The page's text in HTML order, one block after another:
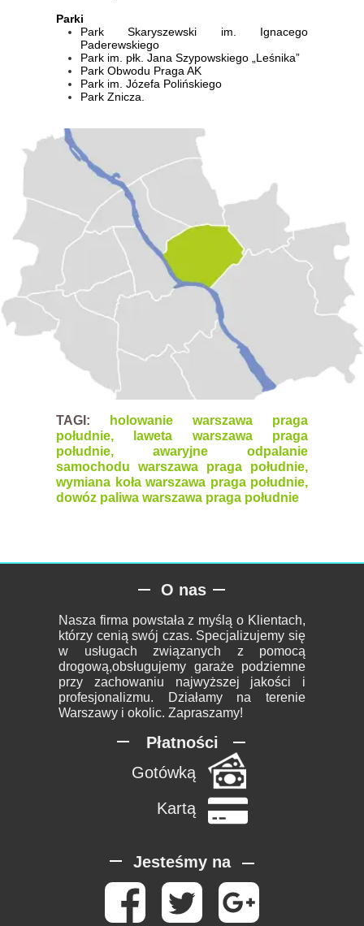
Kartą
Gotówką
Płatności
Jesteśmy na
Nasza firma powstała z myślą o Klientach,
którzy cenią swój czas. Specjalizujemy się
w usługach związanych z pomocą
drogową,obsługujemy garaże podziemne
przy zachowaniu najwyższej jakości i
profesjonalizmu. Działamy na terenie
Warszawy i okolic. Zapraszamy!
O nas
Parki
Park Skaryszewski im. Ignacego
Paderewskiego
Park im. płk. Jana Szypowskiego „Leśnika”
Park Obwodu Praga AK
Park im. Józefa Polińskiego
Park Znicza.
TAGI: holowanie warszawa praga
południe, laweta warszawa praga
południe, awaryjne odpalanie
samochodu warszawa praga południe,
wymiana koła warszawa praga południe,
dowóz paliwa warszawa praga południe